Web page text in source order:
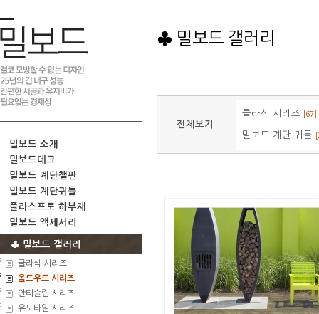
밀보드 소개
밀보드데크
밀보드 계단챌판
밀보드 계단귀틀
플라스프로 하부재
밀보드 액세서리
♣ 밀보드 갤러리
클라식 시리즈
올드우드 시리즈
안티슬립 시리즈
유도타일 시리즈
♣ 밀보드 갤러리
전체보기
클라식 시리즈 [67]
밀보드 계단 귀틀